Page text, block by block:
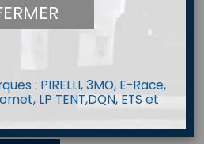
: PIRELLI, 3MO, E-Race,
LP TENT,DQN, ETS et